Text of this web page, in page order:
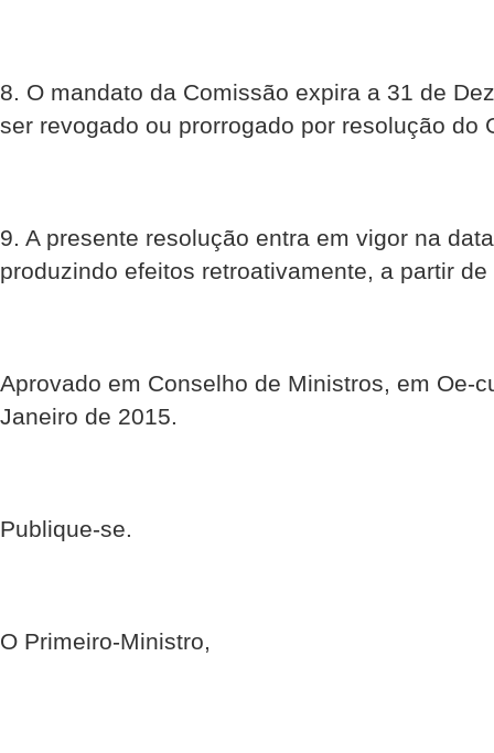
8. O mandato da Comissão expira a 31 de
ser revogado ou prorrogado por resolução do
9. A presente resolução entra em vigor na
produzindo efeitos retroativamente, a partir
Aprovado em Conselho de Ministros, em Oe-
Janeiro de 2015.
Publique-se.
O Primeiro-Ministro,